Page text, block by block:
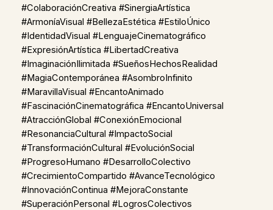
#ColaboraciónCreativa #SinergiaArtística
#ArmoníaVisual #BellezaEstética #EstiloÚnico
#IdentidadVisual #LenguajeCinematográfico
#ExpresiónArtística #LibertadCreativa
#ImaginaciónIlimitada #SueñosHechosRealidad
#MagiaContemporánea #AsombroInfinito
#MaravillaVisual #EncantoAnimado
#FascinaciónCinematográfica #EncantoUniversal
#AtracciónGlobal #ConexiónEmocional
#ResonanciaCultural #ImpactoSocial
#TransformaciónCultural #EvoluciónSocial
#ProgresoHumano #DesarrolloColectivo
#CrecimientoCompartido #AvanceTecnológico
#InnovaciónContinua #MejoraConstante
#SuperaciónPersonal #LogrosColectivos